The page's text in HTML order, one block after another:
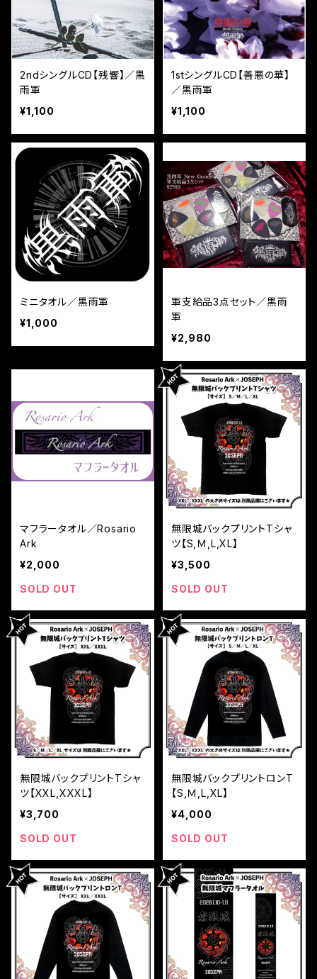
2ndシングルCD【残響】／黒
雨軍
¥1,100
1stシングルCD【善悪の華】
／黒雨軍
¥1,100
ミニタオル／黒雨軍
¥1,000
軍支給品3点セット／黒雨
軍
¥2,980
マフラータオル／Rosario
Ark
¥2,000
SOLD OUT
無限城バックプリントTシャ
ツ【S,Ｍ,L,XL】
¥3,500
SOLD OUT
無限城バックプリントTシャ
ツ【XXL,XXXL】
¥3,700
SOLD OUT
無限城バックプリントロンT
【S,Ｍ,L,XL】
¥4,000
SOLD OUT